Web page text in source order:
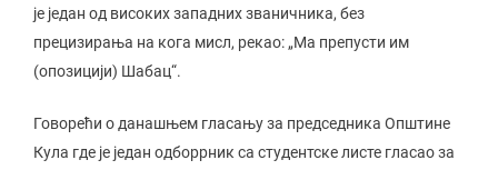
је један од високих западних званичника, без
прецизирања на кога мисл, рекао: „Ма препусти им
(опозицији) Шабац“.
Говорећи о данашњем гласању за председника Општине
Кула где је један одборрник са студентске листе гласао за